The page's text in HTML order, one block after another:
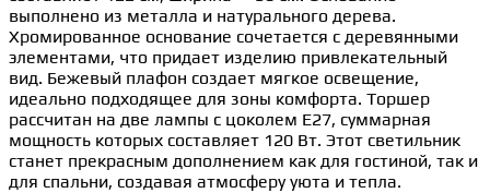
выполнено из металла и натурального дерева.
Хромированное основание сочетается с деревянными
элементами, что придает изделию привлекательный
вид. Бежевый плафон создает мягкое освещение,
идеально подходящее для зоны комфорта. Торшер
рассчитан на две лампы с цоколем E27, суммарная
мощность которых составляет 120 Вт. Этот светильник
станет прекрасным дополнением как для гостиной, так и
для спальни, создавая атмосферу уюта и тепла.